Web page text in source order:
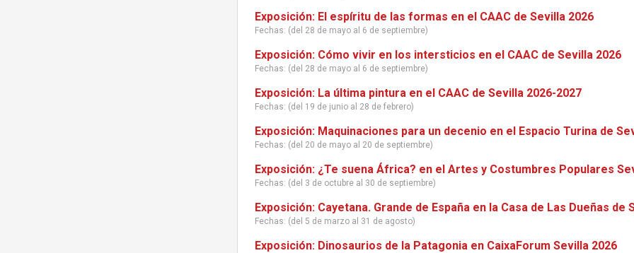
Exposición: El espíritu de las formas en el CAAC de Sevilla 2026
Fechas: (del 28 de mayo al 6 de septiembre)
Exposición: Cómo vivir en los intersticios en el CAAC de Sevilla 2026
Fechas: (del 28 de mayo al 6 de septiembre)
Exposición: La última pintura en el CAAC de Sevilla 2026-2027
Fechas: (del 19 de junio al 28 de febrero)
Exposición: Maquinaciones para un decenio en el Espacio Turina de
Fechas: (del 20 de mayo al 20 de septiembre)
Exposición: ¿Te suena África? en el Artes y Costumbres Populares
Fechas: (del 3 de octubre al 30 de septiembre)
Exposición: Cayetana. Grande de España en la Casa de Las Dueñas de
Fechas: (del 5 de marzo al 31 de agosto)
Exposición: Dinosaurios de la Patagonia en CaixaForum Sevilla 2026